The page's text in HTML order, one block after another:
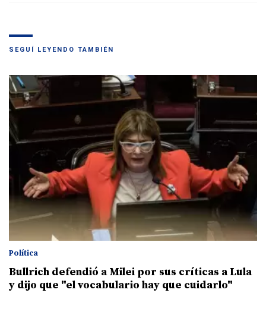
SEGUÍ LEYENDO TAMBIÉN
Política
Bullrich defendió a Milei por sus críticas a Lula
y dijo que "el vocabulario hay que cuidarlo"